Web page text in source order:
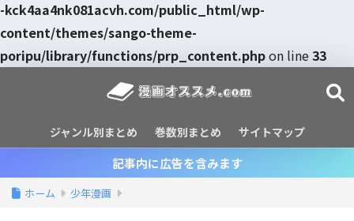
-kck4aa4nk081acvh.com/public_html/wp-
content/themes/sango-theme-
poripu/library/functions/prp_content.phpon line33
ジャンル別まとめ 巻数別まとめ サイトマップ
記事内に広告を含みます
ホーム 少年漫画